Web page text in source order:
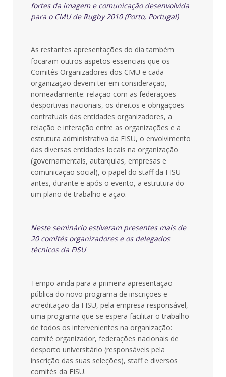
fortes da imagem e comunicação desenvolvida
para o CMU de Rugby 2010 (Porto, Portugal)
As restantes apresentações do dia também
focaram outros aspetos essenciais que os
Comités Organizadores dos CMU e cada
organização devem ter em consideração,
nomeadamente: relação com as federações
desportivas nacionais, os direitos e obrigações
contratuais das entidades organizadores, a
relação e interação entre as organizações e a
estrutura administrativa da FISU, o envolvimento
das diversas entidades locais na organização
(governamentais, autarquias, empresas e
comunicação social), o papel do staff da FISU
antes, durante e após o evento, a estrutura do
um plano de trabalho e ação.
Neste seminário estiveram presentes mais de
20 comités organizadores e os delegados
técnicos da FISU
Tempo ainda para a primeira apresentação
pública do novo programa de inscrições e
acreditação da FISU, pela empresa responsável,
uma programa que se espera facilitar o trabalho
de todos os intervenientes na organização:
comité organizador, federações nacionais de
desporto universitário (responsáveis pela
inscrição das suas seleções), staff e diversos
comités da FISU.